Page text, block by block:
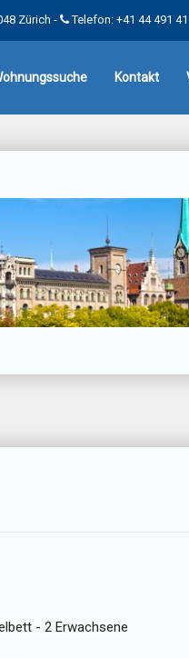
Zürich - Telefon: +41 44 491
Kontakt
- 2 Erwachsene